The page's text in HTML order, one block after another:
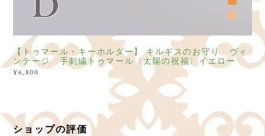
【トゥマール・キーホルダー】 キルギスのお守り ヴィ
ンテージ 手刺繍トゥマール〈太陽の祝福〉イエロー
¥6,800
ショップの評価